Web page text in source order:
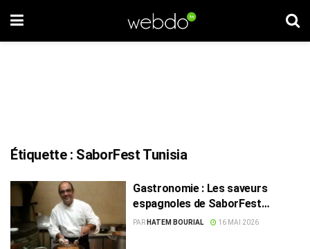
Étiquette : SaborFest Tunisia
Gastronomie : Les saveurs
espagnoles de SaborFest
Tunisia
PAR HATEM BOURIAL 16 MAI 2026